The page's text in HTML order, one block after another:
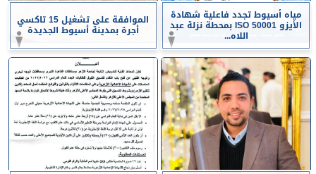
مياه أسيوط تجدد فاعلية شهادة
الأيزو ISO 50001 بمحطة نزلة عبد
اللاه...
الموافقة على تشغيل 15 تاكسي
أجرة بمدينة أسيوط الجديدة